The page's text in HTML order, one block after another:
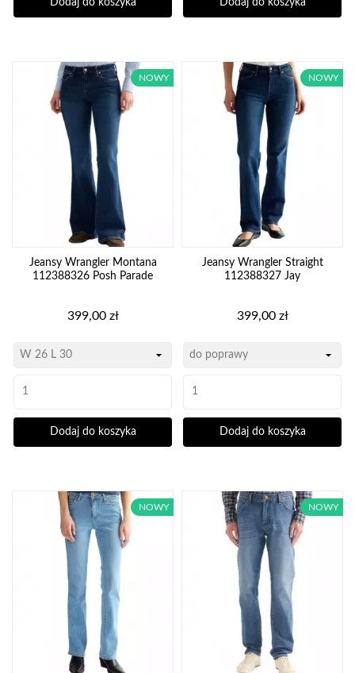
Jeansy Wrangler Montana
112388326 Posh Parade
Cena
399,00 zł
Dodaj do koszyka
NOWY
Jeansy Wrangler Straight
112388327 Jay
Cena
399,00 zł
Dodaj do koszyka
NOWY
NOWY NOWY